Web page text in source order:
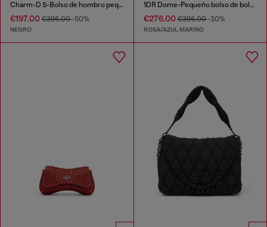
Charm-D S-Bolso de hombro pequeño de nailon acolchado
€197.00 €395.00-50%
NEGRO
1DR Dome-Pequeño bolso de bolos con estampado animal
€276.00€395.00-30%
ROSA/AZUL MARINO